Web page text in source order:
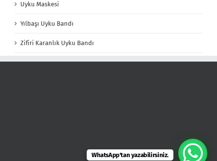
Uyku Maskesi
Yılbaşı Uyku Bandı
Zifiri Karanlık Uyku Bandı
WhatsApp'tan yazabilirsiniz.